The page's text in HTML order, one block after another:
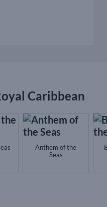
Caribbean
Anthem of the
Seas